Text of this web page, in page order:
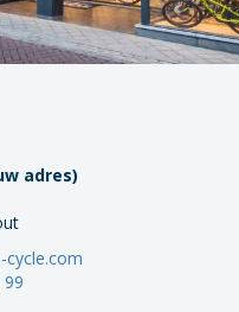
adres)
cycle.com